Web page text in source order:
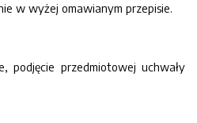
w wyżej omawianym przepisie.
podjęcie przedmiotowej uchwały